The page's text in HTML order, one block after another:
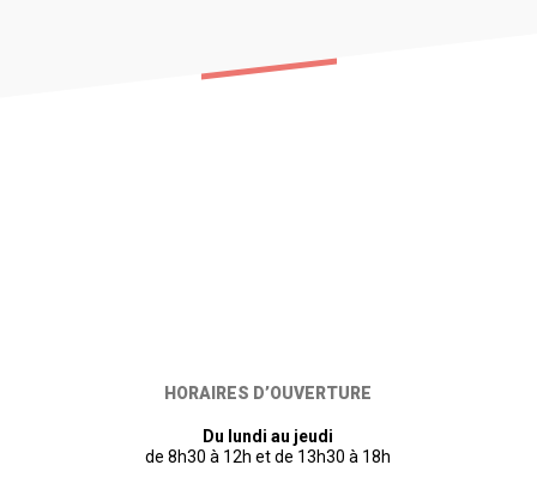
HORAIRES D’OUVERTURE
Du lundi au jeudi
de 8h30 à 12h et de 13h30 à 18h